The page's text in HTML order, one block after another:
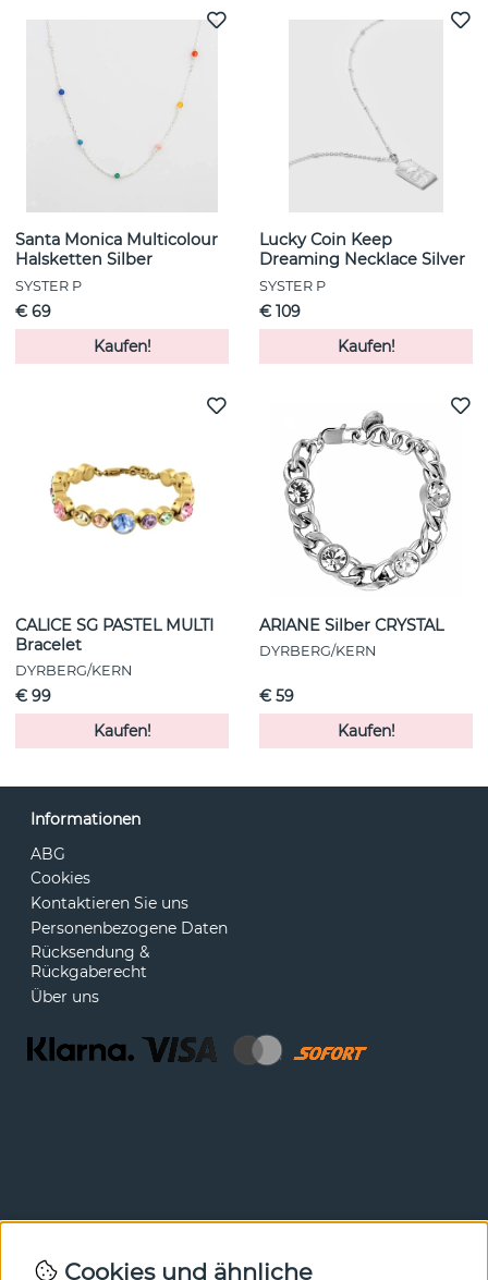
Santa Monica Multicolour
Halsketten Silber
SYSTER P
€ 69
Kaufen!
Lucky Coin Keep
Dreaming Necklace Silver
SYSTER P
€ 109
Kaufen!
CALICE SG PASTEL MULTI
Bracelet
DYRBERG/KERN
€ 99
Kaufen!
ARIANE Silber CRYSTAL
DYRBERG/KERN
€ 59
Kaufen!
Informationen
ABG
Cookies
Kontaktieren Sie uns
Personenbezogene Daten
Rücksendung &
Rückgaberecht
Über uns
Newsletter
Cookies und ähnliche